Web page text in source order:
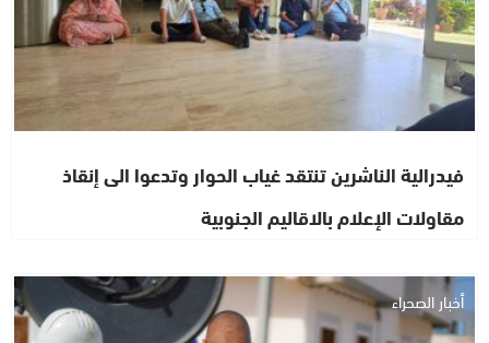
فيدرالية الناشرين تنتقد غياب الحوار وتدعوا الى إنقاذ
مقاولات الإعلام بالاقاليم الجنوبية
أخبار الصحراء